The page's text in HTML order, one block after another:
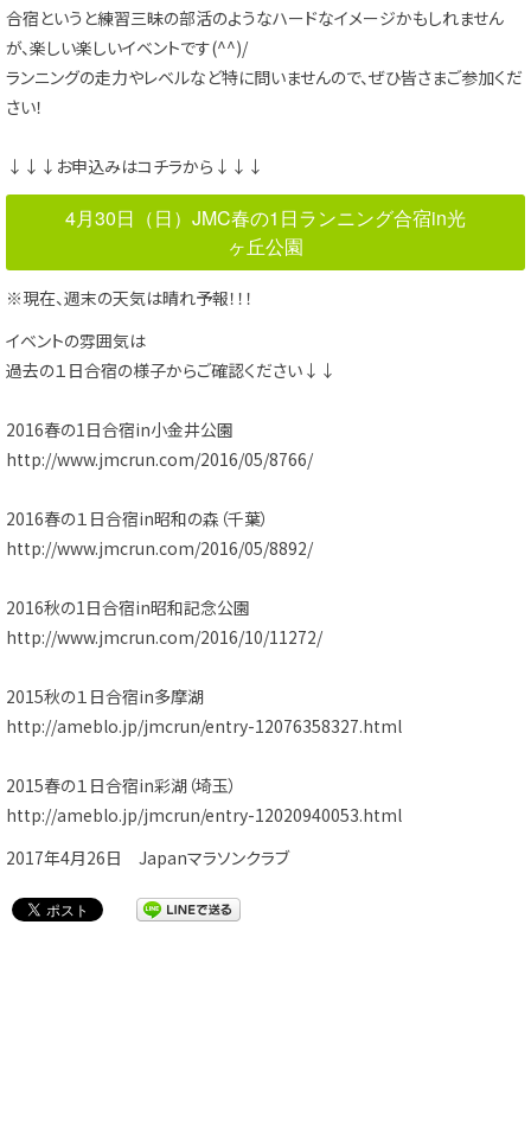
合宿というと練習三昧の部活のようなハードなイメージかもしれません
が、楽しい楽しいイベントです(^^)/
ランニングの走力やレベルなど特に問いませんので、ぜひ皆さまご参加くだ
さい！
↓↓↓お申込みはコチラから↓↓↓
4月30日（日）JMC春の1日ランニング合宿in光
ヶ丘公園
※現在、週末の天気は晴れ予報！！！
イベントの雰囲気は
過去の１日合宿の様子からご確認ください↓↓
2016春の1日合宿in小金井公園
http://www.jmcrun.com/2016/05/8766/
2016春の１日合宿in昭和の森（千葉）
http://www.jmcrun.com/2016/05/8892/
2016秋の1日合宿in昭和記念公園
http://www.jmcrun.com/2016/10/11272/
2015秋の１日合宿in多摩湖
http://ameblo.jp/jmcrun/entry-12076358327.html
2015春の１日合宿in彩湖（埼玉）
http://ameblo.jp/jmcrun/entry-12020940053.html
2017年4月26日 Japanマラソンクラブ